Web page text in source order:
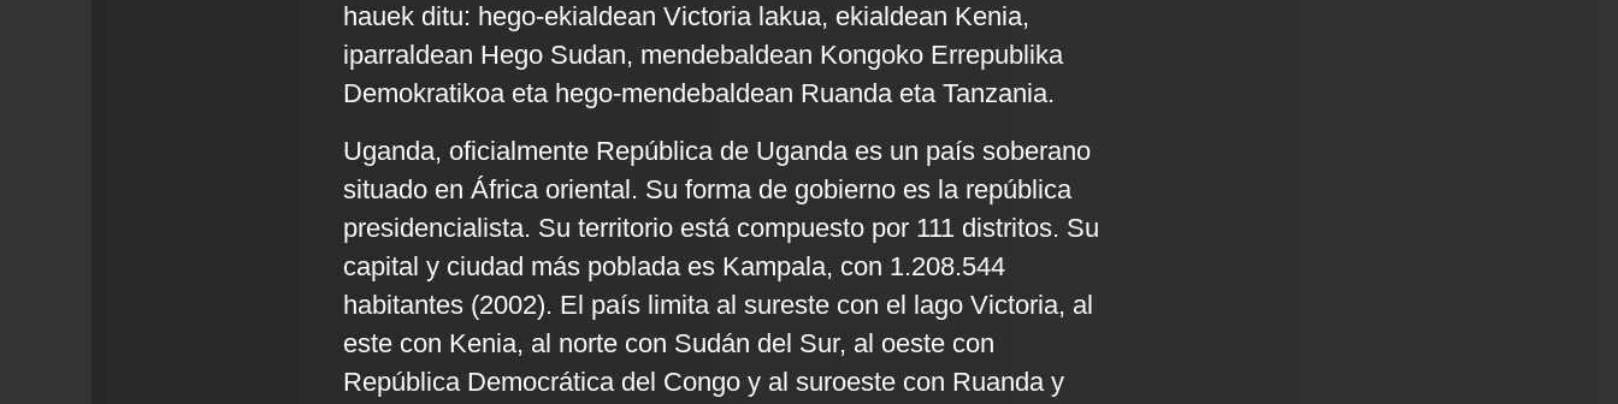
hauek ditu: hego-ekialdean Victoria lakua, ekialdean Kenia,
iparraldean Hego Sudan, mendebaldean Kongoko Errepublika
Demokratikoa eta hego-mendebaldean Ruanda eta Tanzania.
Uganda, oficialmente República de Uganda es un país soberano
situado en África oriental. Su forma de gobierno es la república
presidencialista. Su territorio está compuesto por 111 distritos. Su
capital y ciudad más poblada es Kampala, con 1.208.544
habitantes (2002). El país limita al sureste con el lago Victoria, al
este con Kenia, al norte con Sudán del Sur, al oeste con
República Democrática del Congo y al suroeste con Ruanda y